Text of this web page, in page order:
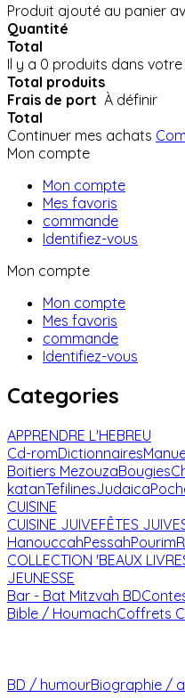
Produit ajouté au panier
Quantité
Total
Il y a 0 produits dans votre
Total produits
Frais de port À définir
Total
Continuer mes achats
Mon compte
Mon compte
Mes favoris
commande
Identifiez-vous
Mon compte
Mon compte
Mes favoris
commande
Identifiez-vous
Categories
APPRENDRE L'HEBREU
Cd-romDictionnaires
Boitiers MezouzaBougies
katanTefilinesJudaica
CUISINE
CUISINE JUIVEFÊTES
HanouccahPessahPourim
COLLECTION 'BEAUX
JEUNESSE
Bar - Bat Mitzvah BD
Bible / HoumachCoffrets
BD / humourBiographie /